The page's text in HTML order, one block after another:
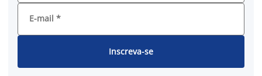
E-mail *
Inscreva-se